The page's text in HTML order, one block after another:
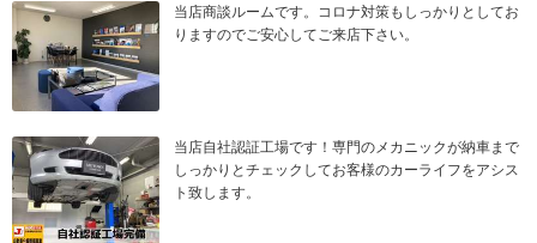
当店商談ルームです。コロナ対策もしっかりとしてお
りますのでご安心してご来店下さい。
当店自社認証工場です！専門のメカニックが納車まで
しっかりとチェックしてお客様のカーライフをアシス
ト致します。